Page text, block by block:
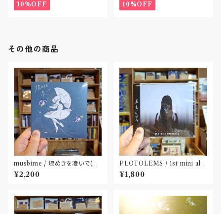
10%OFF 10%OFF
その他の商品
musbime / 煌めきを凌いで(C
D)
¥2,200
PLOTOLEMS / 1st mini alb
um 「para?anomaly」(CD)
¥1,800